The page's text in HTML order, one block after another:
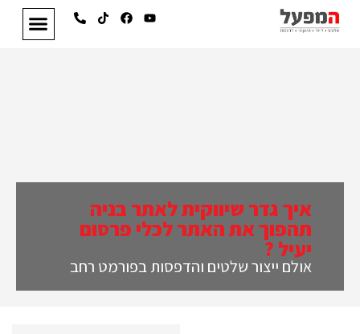
איך גדר שיווקית לאתר בניה
תהפוך את האתר לכלי פרסום
יעיל ?
אולם ייצור שלטים והדפסות בפורמט רחב